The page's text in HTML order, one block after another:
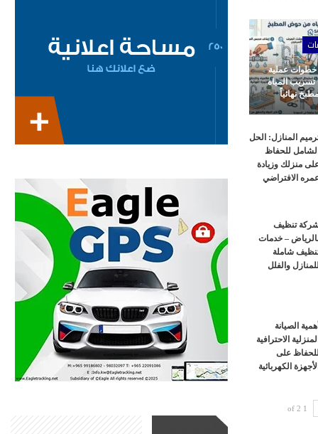
خطوات عملية
المياه
نهائياً
المنازل: الحل
الشامل للحفاظ
منزلك وزيادة
الافتراضي
تنظيف
– خدمات
شاملة
للمنازل والفلل
أهمية الصيانة
المنزلية الاحترافية
للحفاظ على
الأجهزة الكهربائية
1 of 2